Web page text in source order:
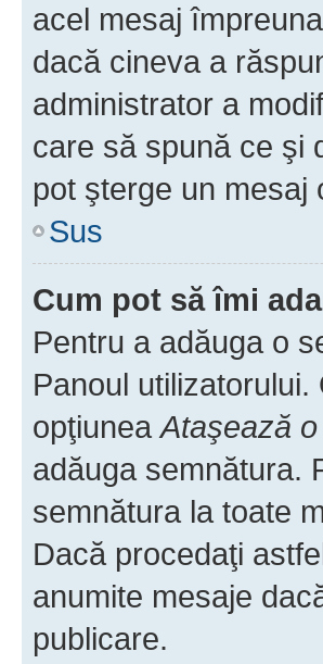
acel mesaj
dacă cineva a
administrator a
care să spună ce şi
pot şterge un mesaj
Sus
Cum pot să îmi
Pentru a adăuga o
Panoul
opţiuneaAtaşează
adăuga semnătura.
semnătura la toate
Dacă procedaţi
anumite mesaje
publicare.